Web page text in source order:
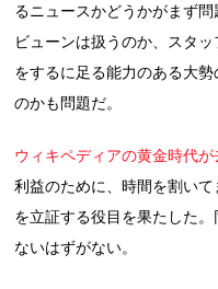
るニュースかどうかがまず
ビューンは扱うのか、スタ
をするに足る能力のある大
のかも問題だ。
ウィキペディアの黄金時代が
利益のために、時間を割い
を立証する役目を果たした
ないはずがない。